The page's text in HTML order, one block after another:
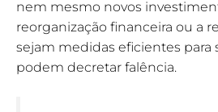
nem mesmo novos
reorganização financeira ou a
sejam medidas eficientes para
podem decretar falência.